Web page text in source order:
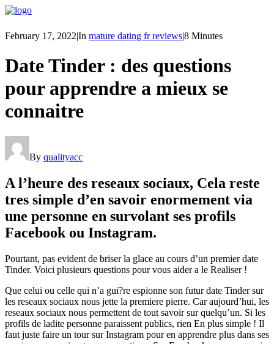
February 17, 2022|In mature dating fr reviews|8 Minutes
Date Tinder : des questions
pour apprendre a mieux se
connaitre
By qualityacc
A l’heure des reseaux sociaux, Cela reste
tres simple d’en savoir enormement via
une personne en survolant ses profils
Facebook ou Instagram.
Pourtant, pas evident de briser la glace au cours d’un premier date
Tinder. Voici plusieurs questions pour vous aider a le Realiser !
Que celui ou celle qui n’a gui?re espionne son futur date Tinder sur
les reseaux sociaux nous jette la premiere pierre. Car aujourd’hui, les
reseaux sociaux nous permettent de tout savoir sur quelqu’un. Si les
profils de ladite personne paraissent publics, rien En plus simple ! Il
faut juste faire un tour sur Instagram pour en apprendre plus dans ses